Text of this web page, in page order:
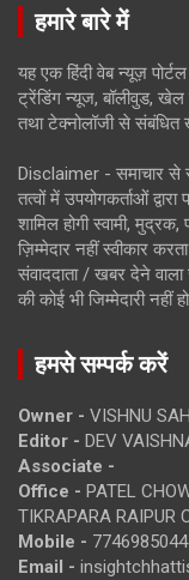
हमारे बारे में
यह एक हिंदी वेब न्यूज़
ट्रेंडिंग न्यूज, बॉलीवुड,
तथा टेक्नोलॉजी से संबंधित
Disclaimer - समाचार से
तत्वों में उपयोगकर्ताओं
शामिल होगी स्वामी,
ज़िम्मेदार नहीं स्वीकार
संवाददाता / खबर देने
की कोई भी जिम्मेदारी नहीं
हमसे सम्पर्क करें
Owner - VISHNU
Editor - DEV
Associate -
Office - PATEL
TIKRAPARA RAIPUR
Mobile - 7746985044
Email -